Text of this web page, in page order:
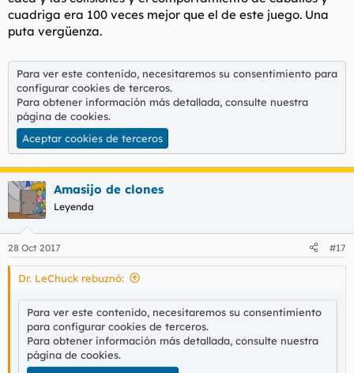
cuadriga era 100 veces mejor que el de este juego. Una
puta vergüenza.
Para ver este contenido, necesitaremos su consentimiento para
configurar cookies de terceros.
Para obtener información más detallada, consulte nuestra
página de cookies.
Aceptar cookies de terceros
Amasijo de clones
Leyenda
28 Oct 2017 #17
Dr. LeChuck rebuznó:
Para ver este contenido, necesitaremos su consentimiento
para configurar cookies de terceros.
Para obtener información más detallada, consulte nuestra
página de cookies.